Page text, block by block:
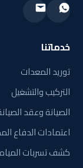
خدماتنا
توريد المعدات
التركيب والتشغيل
الصيانة وعقد
اعتمادات الدفاع
كشف تسربات المياه